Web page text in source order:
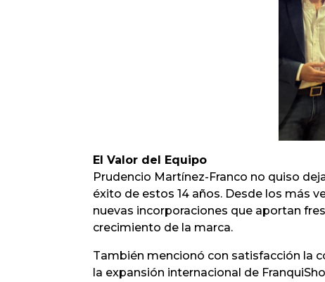
El Valor del Equipo
Prudencio Martínez-Franco no quiso
éxito de estos 14 años. Desde los más
nuevas incorporaciones que aportan
crecimiento de la marca.
También mencionó con satisfacción la
la expansión internacional de